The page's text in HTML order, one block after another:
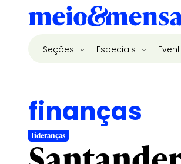
Seções Especiais
finanças
lideranças